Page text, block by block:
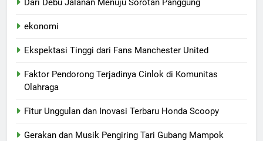
Dari Debu Jalanan Menuju Sorotan Panggung
ekonomi
Ekspektasi Tinggi dari Fans Manchester United
Faktor Pendorong Terjadinya Cinlok di Komunitas
Olahraga
Fitur Unggulan dan Inovasi Terbaru Honda Scoopy
Gerakan dan Musik Pengiring Tari Gubang Mampok